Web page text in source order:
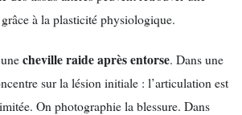
à la plasticité physiologique.
cheville raide après entorse. Dans une
sur la lésion initiale : l’articulation est
On photographie la blessure. Dans